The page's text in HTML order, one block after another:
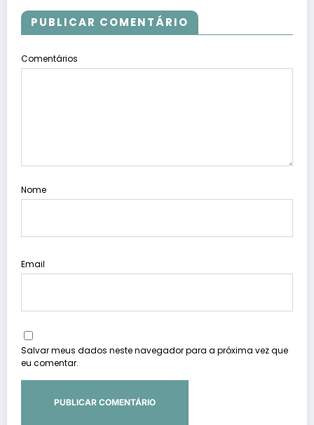
PUBLICAR COMENTÁRIO
Comentários
Nome
Email
Salvar meus dados neste navegador para a próxima vez que
eu comentar.